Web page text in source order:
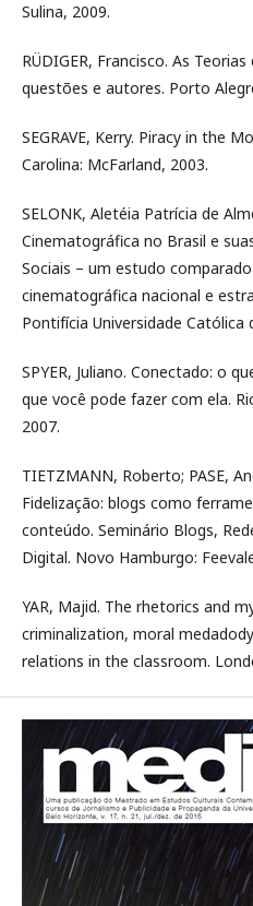
Sulina, 2009.
RÜDIGER, Francisco. As
questões e autores. Porto
SEGRAVE, Kerry. Piracy in the
Carolina: McFarland, 2003.
SELONK, Aletéia Patrícia de
Cinematográfica no Brasil e
Sociais – um estudo
cinematográfica nacional e
Pontifícia Universidade Católica
SPYER, Juliano. Conectado: o
que você pode fazer com ela.
2007.
TIETZMANN, Roberto; PASE,
Fidelização: blogs como
conteúdo. Seminário Blogs,
Digital. Novo Hamburgo:
YAR, Majid. The rhetorics and
criminalization, moral
relations in the classroom.